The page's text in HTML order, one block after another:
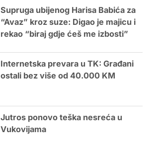
Supruga ubijenog Harisa Babića za
“Avaz” kroz suze: Digao je majicu i
rekao “biraj gdje ćeš me izbosti”
Internetska prevara u TK: Građani
ostali bez više od 40.000 KM
Jutros ponovo teška nesreća u
Vukovijama